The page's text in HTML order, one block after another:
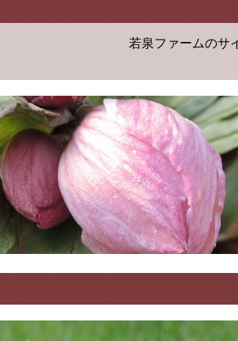
若泉ファームのサイ